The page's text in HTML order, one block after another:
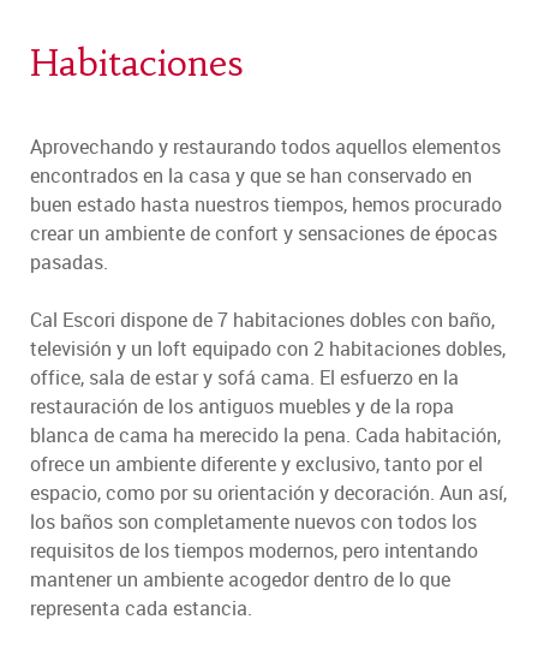
Habitaciones
Aprovechando y restaurando todos aquellos elementos
encontrados en la casa y que se han conservado en
buen estado hasta nuestros tiempos, hemos procurado
crear un ambiente de confort y sensaciones de épocas
pasadas.
Cal Escori dispone de 7 habitaciones dobles con baño,
televisión y un loft equipado con 2 habitaciones dobles,
office, sala de estar y sofá cama. El esfuerzo en la
restauración de los antiguos muebles y de la ropa
blanca de cama ha merecido la pena. Cada habitación,
ofrece un ambiente diferente y exclusivo, tanto por el
espacio, como por su orientación y decoración. Aun así,
los baños son completamente nuevos con todos los
requisitos de los tiempos modernos, pero intentando
mantener un ambiente acogedor dentro de lo que
representa cada estancia.